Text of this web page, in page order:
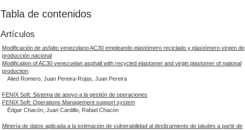
Tabla de contenidos
Artículos
Modificación de asfalto venezolano AC30 empleando elastómero reciclado y plastómero virgen de
producción nacional
Modification of AC30 venezuelan asphalt with recycled elastomer and virgin plastomer of national
production
Alied Romero, Juan Pereira-Rojas, Juan Pereira
FENIX Soft: Sistema de apoyo a la gestión de operaciones
FENIX Soft: Operations Management support system
Édgar Chacón, Juan Cardillo, Rafael Chacón
Minería de datos aplicada a la estimación de vulnerabilidad al deslizamiento de taludes a partir de